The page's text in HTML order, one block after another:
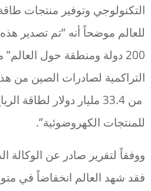
التكنولوجي وتوفير منتجات
للعالم موضحاً أنه “تم تصدير
200 دولة ومنطقة حول
التراكمية لصادرات الصين من
للمنتجات الكهروضوئية”.
ووفقاً لتقرير صادر عن الوكالة
فقد شهد العالم انخفاضاً في